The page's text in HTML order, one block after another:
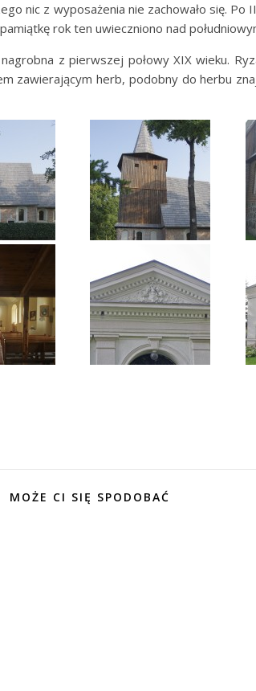
nic z wyposażenia nie zachowało się.
rok ten uwieczniono nad
z pierwszej połowy XIX wieku.
zawierającym herb, podobny do herbu
MOŻE CI SIĘ SPODOBAĆ